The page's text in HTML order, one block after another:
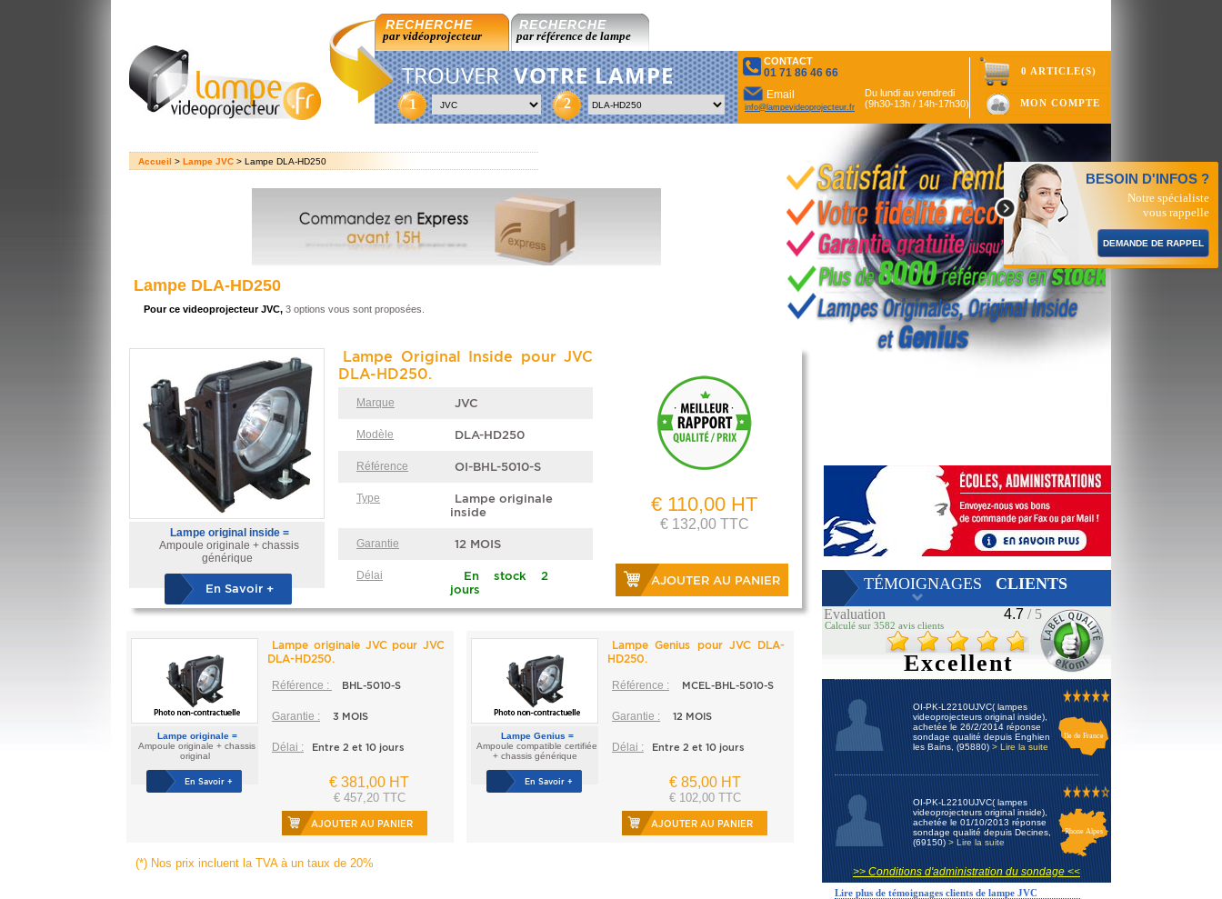
RECHERCHE
par vidéoprojecteur
RECHERCHE
par référence de lampe
TROUVER VOTRE LAMPE
1 2
CONTACT
01 71 86 46 66
Email
info@lampevideoprojecteur.fr
Du lundi au vendredi
(9h30-13h / 14h-17h30)
0 ARTICLE(S)
MON COMPTE
Accueil > Lampe JVC > Lampe DLA-HD250
BESOIN D'INFOS ?
Notre spécialiste
vous rappelle
DEMANDE DE RAPPEL
TÉMOIGNAGES CLIENTS
Evaluation 4.7 / 5
Calculé sur 3582 avis clients
Excellent
OI-PK-L2210UJVC( lampes
videoprojecteurs original inside),
achetée le 26/2/2014 réponse
sondage qualité depuis Enghien
les Bains, (95880) > Lire la suite
Ile de France
OI-PK-L2210UJVC( lampes
videoprojecteurs original inside),
achetée le 01/10/2013 réponse
sondage qualité depuis Decines,
(69150) > Lire la suite
Rhone Alpes
>> Conditions d'administration du sondage <<
Lire plus de témoignages clients de lampe JVC
Lampe DLA-HD250
Pour ce videoprojecteur JVC, 3 options vous sont proposées.
Lampe original inside =
Ampoule originale + chassis
générique
En Savoir +
Lampe Original Inside pour JVC
DLA-HD250.
Marque JVC
Modèle DLA-HD250
Référence OI-BHL-5010-S
Type
Lampe originale
inside
Garantie 12 MOIS
Délai
En stock 2
jours
€ 110,00 HT
€ 132,00 TTC
AJOUTER AU PANIER
Lampe originale =
Ampoule originale + chassis
original
En Savoir +
Lampe originale JVC pour JVC
DLA-HD250.
Référence : BHL-5010-S
Garantie : 3 MOIS
Délai : Entre 2 et 10 jours
€ 381,00 HT
€ 457,20 TTC
AJOUTER AU PANIER
Lampe Genius =
Ampoule compatible certifiée
+ chassis générique
En Savoir +
Lampe Genius pour JVC DLA-
HD250.
Référence : MCEL-BHL-5010-S
Garantie : 12 MOIS
Délai : Entre 2 et 10 jours
€ 85,00 HT
€ 102,00 TTC
AJOUTER AU PANIER
(*) Nos prix incluent la TVA à un taux de 20%